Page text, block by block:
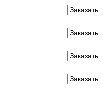
Заказать
Заказать
Заказать
Заказать